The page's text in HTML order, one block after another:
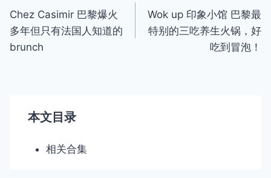
章
导
Chez Casimir 巴黎爆火
多年但只有法国人知道的
brunch
Wok up 印象小馆 巴黎最
特别的三吃养生火锅，好
吃到冒泡！
本文目录
相关合集